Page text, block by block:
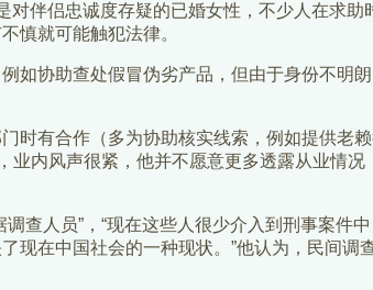
伴侣忠诚度存疑的已婚女性，不少人在求助
慎就可能触犯法律。
协助查处假冒伪劣产品，但由于身份不明
有合作（多为协助核实线索，例如提供老
业内风声很紧，他并不愿意更多透露从业情况
人员”，“现在这些人很少介入到刑事案件
现在中国社会的一种现状。”他认为，民间调